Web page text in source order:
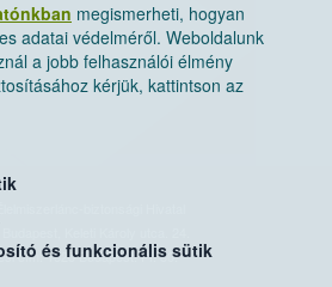
megismerheti, hogyan
adatai védelméről. Weboldalunk
a jobb felhasználói élmény
kérjük, kattintson az
és funkcionális sütik
biztonsági Hivatal
cím: 1525 Budapest. Pf. 30.